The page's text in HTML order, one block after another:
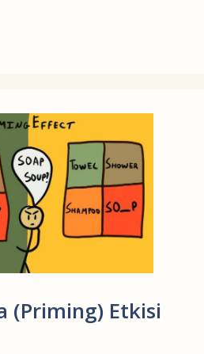
(Priming) Etkisi